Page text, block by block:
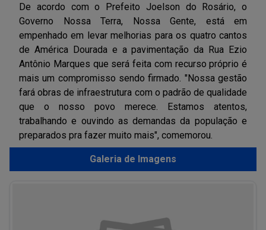
De acordo com o Prefeito Joelson do Rosário, o
Governo Nossa Terra, Nossa Gente, está em
empenhado em levar melhorias para os quatro cantos
de América Dourada e a pavimentação da Rua Ezio
Antônio Marques que será feita com recurso próprio é
mais um compromisso sendo firmado. "Nossa gestão
fará obras de infraestrutura com o padrão de qualidade
que o nosso povo merece. Estamos atentos,
trabalhando e ouvindo as demandas da população e
preparados pra fazer muito mais", comemorou.
Galeria de Imagens